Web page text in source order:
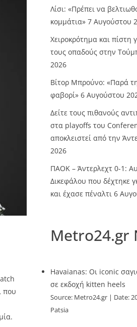
που
Λίσι: «Πρέπει να
κομμάτια» 7 Αυγούστου
Χειροκρότημα και πίστη
τους οπαδούς στην
2026
Βίτορ Μπρούνο: «Παρά
φαβορί» 6 Αυγούστου
Δείτε τους πιθανούς
στα playoffs του
αποκλειστεί από την
2026
ΠΑΟΚ – Άντερλεχτ 0-1:
Δικεφάλου που δέχτηκε
και έχασε πέναλτι 6
Metro24.gr
Havaianas: Οι iconic
σε εκδοχή kitten heels
Source: Metro24.gr Date:
Patsia